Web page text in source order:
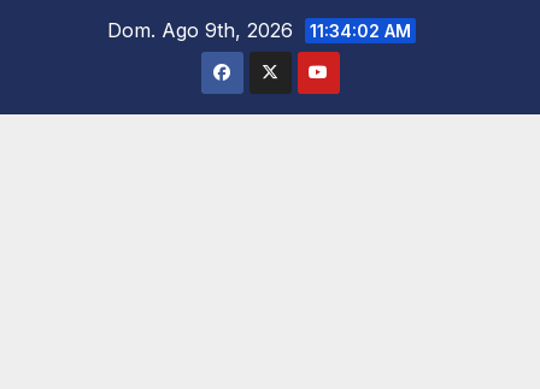
Dom. Ago 9th, 2026 11:34:03 AM